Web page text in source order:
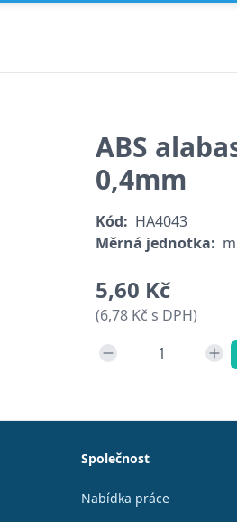
ABS
0,4mm
Kód: HA4043
Měrná jednotka:
5,60 Kč
(6,78 Kč s DPH)
Společnost
Nabídka práce